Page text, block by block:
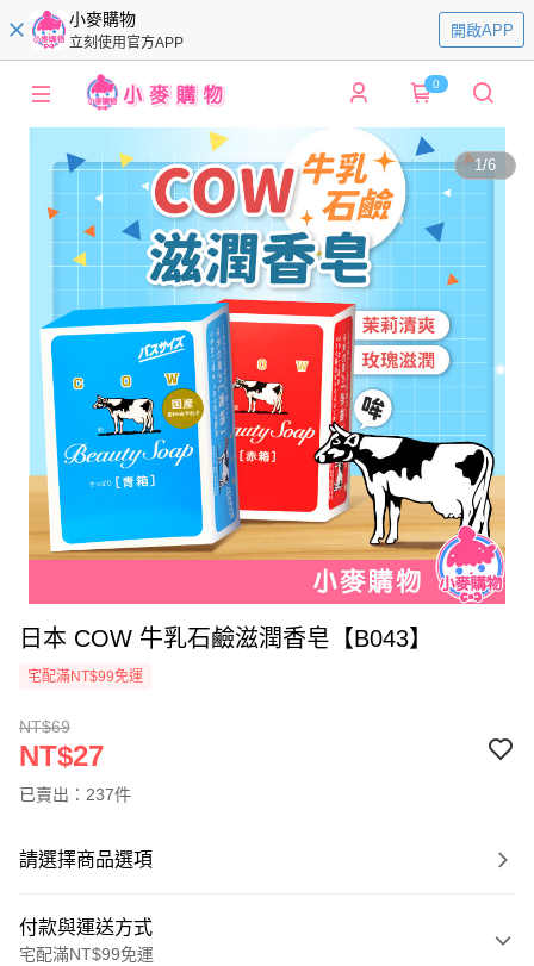
小麥購物
立刻使用官方APP
開啟APP
0
1/6
日本 COW 牛乳石鹼滋潤香皂【B043】
宅配滿NT$99免運
NT$69
NT$27
已賣出：237件
請選擇商品選項
付款與運送方式
宅配滿NT$99免運